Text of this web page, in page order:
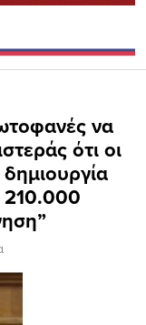
να
ότι οι
210.000